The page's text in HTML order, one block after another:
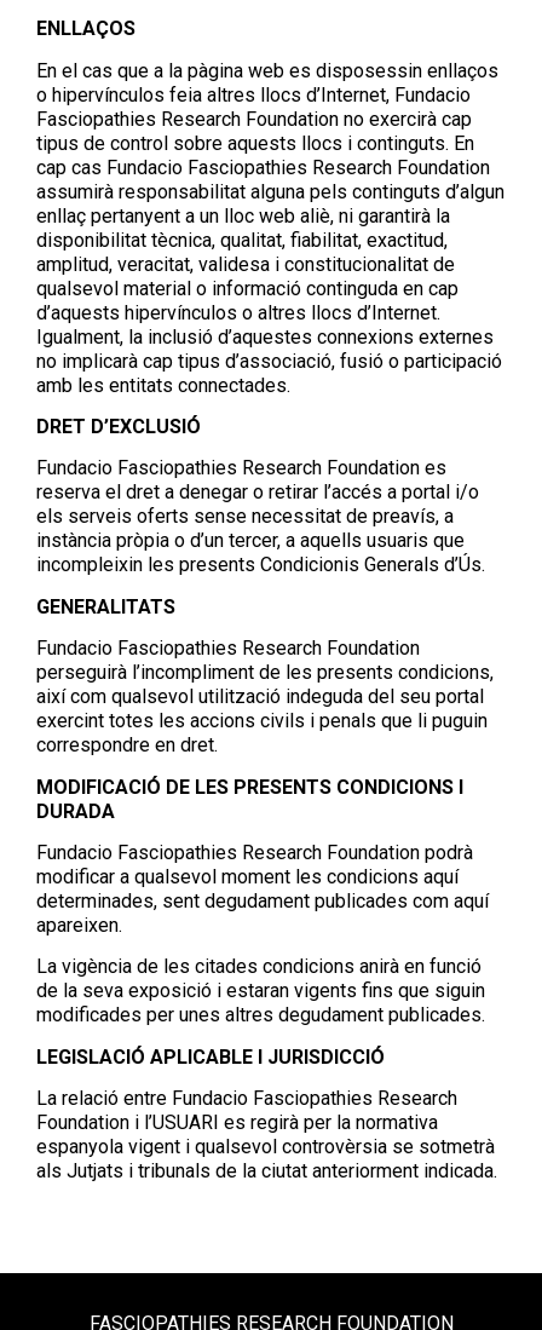
ENLLAÇOS
En el cas que a la pàgina web es disposessin enllaços
o hipervínculos feia altres llocs d’Internet, Fundacio
Fasciopathies Research Foundation no exercirà cap
tipus de control sobre aquests llocs i continguts. En
cap cas Fundacio Fasciopathies Research Foundation
assumirà responsabilitat alguna pels continguts d’algun
enllaç pertanyent a un lloc web aliè, ni garantirà la
disponibilitat tècnica, qualitat, fiabilitat, exactitud,
amplitud, veracitat, validesa i constitucionalitat de
qualsevol material o informació continguda en cap
d’aquests hipervínculos o altres llocs d’Internet.
Igualment, la inclusió d’aquestes connexions externes
no implicarà cap tipus d’associació, fusió o participació
amb les entitats connectades.
DRET D’EXCLUSIÓ
Fundacio Fasciopathies Research Foundation es
reserva el dret a denegar o retirar l’accés a portal i/o
els serveis oferts sense necessitat de preavís, a
instància pròpia o d’un tercer, a aquells usuaris que
incompleixin les presents Condicionis Generals d’Ús.
GENERALITATS
Fundacio Fasciopathies Research Foundation
perseguirà l’incompliment de les presents condicions,
així com qualsevol utilització indeguda del seu portal
exercint totes les accions civils i penals que li puguin
correspondre en dret.
MODIFICACIÓ DE LES PRESENTS CONDICIONS I
DURADA
Fundacio Fasciopathies Research Foundation podrà
modificar a qualsevol moment les condicions aquí
determinades, sent degudament publicades com aquí
apareixen.
La vigència de les citades condicions anirà en funció
de la seva exposició i estaran vigents fins que siguin
modificades per unes altres degudament publicades.
LEGISLACIÓ APLICABLE I JURISDICCIÓ
La relació entre Fundacio Fasciopathies Research
Foundation i l’USUARI es regirà per la normativa
espanyola vigent i qualsevol controvèrsia se sotmetrà
als Jutjats i tribunals de la ciutat anteriorment indicada.
FASCIOPATHIES RESEARCH FOUNDATION